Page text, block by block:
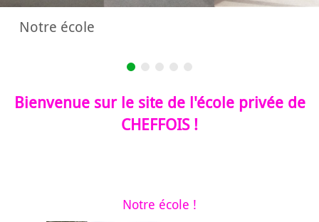
Notre école
Bienvenue sur le site de l'école privée de
CHEFFOIS !
Notre école !